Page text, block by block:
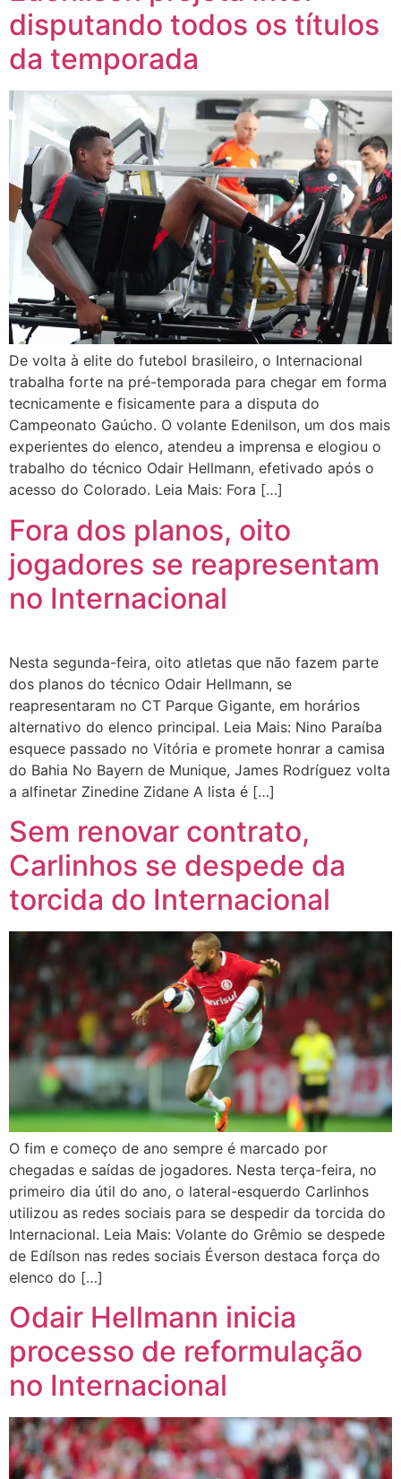
disputando todos os títulos
da temporada
De volta à elite do futebol brasileiro, o Internacional
trabalha forte na pré-temporada para chegar em forma
tecnicamente e fisicamente para a disputa do
Campeonato Gaúcho. O volante Edenilson, um dos mais
experientes do elenco, atendeu a imprensa e elogiou o
trabalho do técnico Odair Hellmann, efetivado após o
acesso do Colorado. Leia Mais: Fora […]
Fora dos planos, oito
jogadores se reapresentam
no Internacional
Nesta segunda-feira, oito atletas que não fazem parte
dos planos do técnico Odair Hellmann, se
reapresentaram no CT Parque Gigante, em horários
alternativo do elenco principal. Leia Mais: Nino Paraíba
esquece passado no Vitória e promete honrar a camisa
do Bahia No Bayern de Munique, James Rodríguez volta
a alfinetar Zinedine Zidane A lista é […]
Sem renovar contrato,
Carlinhos se despede da
torcida do Internacional
O fim e começo de ano sempre é marcado por
chegadas e saídas de jogadores. Nesta terça-feira, no
primeiro dia útil do ano, o lateral-esquerdo Carlinhos
utilizou as redes sociais para se despedir da torcida do
Internacional. Leia Mais: Volante do Grêmio se despede
de Edílson nas redes sociais Éverson destaca força do
elenco do […]
Odair Hellmann inicia
processo de reformulação
no Internacional